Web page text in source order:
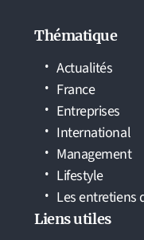
Thématique
Actualités
France
Entreprises
International
Management
Lifestyle
Les entretiens
Liens utiles